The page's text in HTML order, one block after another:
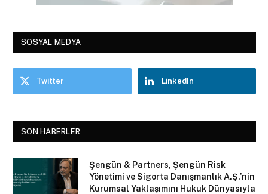
SOSYAL MEDYA
Twitter LinkedIn
SON HABERLER
Şengün & Partners, Şengün Risk
Yönetimi ve Sigorta Danışmanlık A.Ş.’nin
Kurumsal Yaklaşımını Hukuk Dünyasıyla